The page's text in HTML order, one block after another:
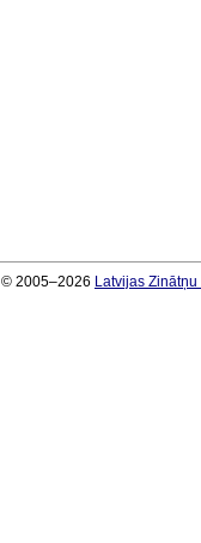
© 2005–2026 Latvijas